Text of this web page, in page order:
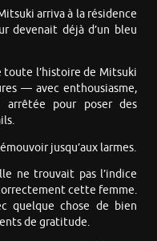
arriva à la résidence
devenait déjà d’un bleu
toute l’histoire de Mitsuki
— avec enthousiasme,
arrêtée pour poser des
jusqu’aux larmes.
ne trouvait pas l’indice
cette femme.
quelque chose de bien
de gratitude.